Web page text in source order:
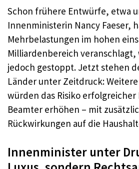
Schon frühere Entwürfe, etwa
Innenministerin Nancy Faeser,
Mehrbelastungen im hohen
Milliardenbereich
jedoch gestoppt. Jetzt stehen
Länder unter Zeitdruck:
würden das Risiko
Beamter erhöhen – mit
Rückwirkungen auf die
Innenminister unter